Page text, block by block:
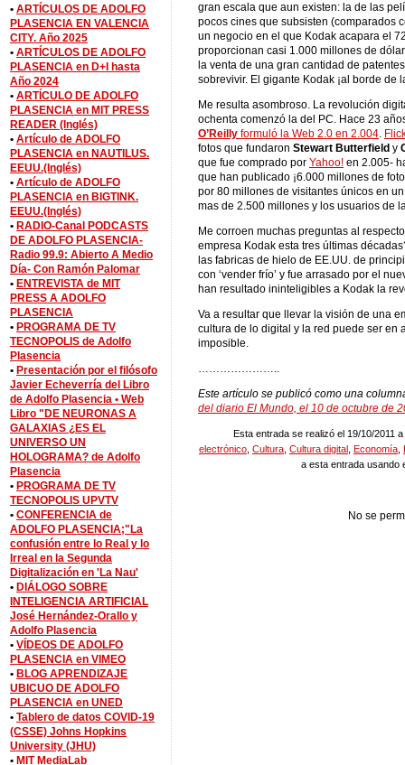
gran escala que aun existen: la de las
pocos cines que subsisten (comparados
un negocio en el que Kodak acapara el
proporcionan casi 1.000 millones de
la venta de una gran cantidad de
sobrevivir. El gigante Kodak ¡al borde de
Me resulta asombroso. La revolución
ochenta comenzó la del PC. Hace 23
O’Reilly formuló la Web 2.0 en 2.004.
fotos que fundaron Stewart Butterfield y
que fue comprado por Yahoo! en 2.005-
que han publicado ¡6.000 millones de
por 80 millones de visitantes únicos en
mas de 2.500 millones y los usuarios de
Me corroen muchas preguntas al
empresa Kodak esta tres últimas
las fabricas de hielo de EE.UU. de
con ‘vender frío’ y fue arrasado por el
han resultado ininteligibles a Kodak la
Va a resultar que llevar la visión de una
cultura de lo digital y la red puede ser en
imposible.
…………………..
Este artículo se publicó como una
del diario El Mundo, el 10 de octubre de
Esta entrada se realizó el 19/10/2011
electrónico Cultura Cultura digital Economía
a esta entrada usando
No se
• ARTÍCULOS DE ADOLFO
PLASENCIA EN VALENCIA
CITY. Año 2025
• ARTÍCULOS DE ADOLFO
PLASENCIA en D+I hasta
Año 2024
• ARTÍCULO DE ADOLFO
PLASENCIA en MIT PRESS
READER (Inglés)
• Artículo de ADOLFO
PLASENCIA en NAUTILUS.
EEUU.(Inglés)
• Artículo de ADOLFO
PLASENCIA en BIGTINK.
EEUU.(Inglés)
• RADIO-Canal PODCASTS
DE ADOLFO PLASENCIA-
Radio 99.9: Abierto A Medio
Día- Con Ramón Palomar
• ENTREVISTA de MIT
PRESS A ADOLFO
PLASENCIA
• PROGRAMA DE TV
TECNOPOLIS de Adolfo
Plasencia
• Presentación por el filósofo
Javier Echeverría del Libro
de Adolfo Plasencia • Web
Libro "DE NEURONAS A
GALAXIAS ¿ES EL
UNIVERSO UN
HOLOGRAMA? de Adolfo
Plasencia
• PROGRAMA DE TV
TECNOPOLIS UPVTV
• CONFERENCIA de
ADOLFO PLASENCIA;"La
confusión entre lo Real y lo
Irreal en la Segunda
Digitalización en 'La Nau'
• DIÁLOGO SOBRE
INTELIGENCIA ARTIFICIAL
José Hernández-Orallo y
Adolfo Plasencia
• VÍDEOS DE ADOLFO
PLASENCIA en VIMEO
• BLOG APRENDIZAJE
UBICUO DE ADOLFO
PLASENCIA en UNED
• Tablero de datos COVID-19
(CSSE) Johns Hopkins
University (JHU)
• MIT MediaLab